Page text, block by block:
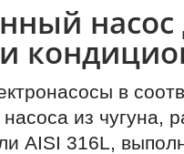
насос
в
из чугуна,
AISI 316L,